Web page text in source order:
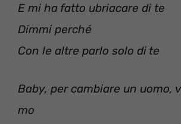
E mi ha fatto ubriacare di te
Dimmi perché
Con le altre parlo solo di te
Baby, per cambiare un uomo,
mo